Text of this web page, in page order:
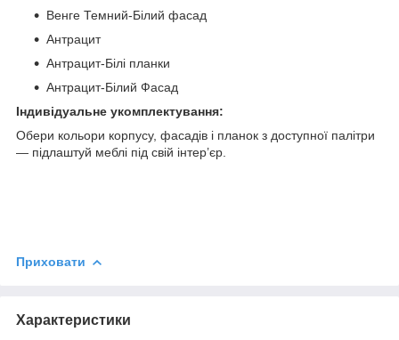
Венге Темний-Білий фасад
Антрацит
Антрацит-Білі планки
Антрацит-Білий Фасад
Індивідуальне укомплектування:
Обери кольори корпусу, фасадів і планок з доступної палітри
— підлаштуй меблі під свій інтер’єр.
Приховати
Характеристики